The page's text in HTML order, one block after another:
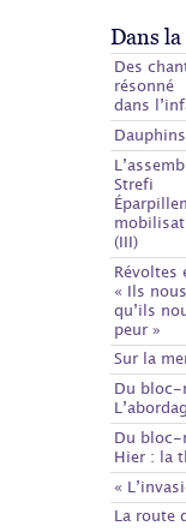
Dans
Des
résonné
dans
Strefi
(III)
Révoltes
« Ils
qu’ils
peur »
Sur la
Du bloc-
Du bloc-
Hier : la
«
La route